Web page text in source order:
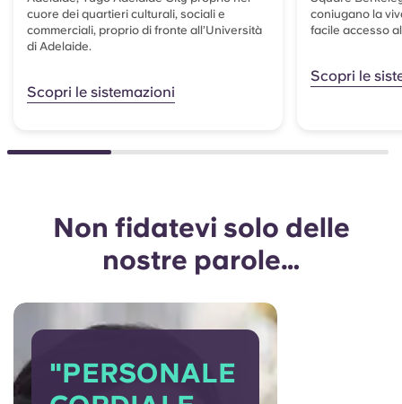
cuore dei quartieri culturali, sociali e
commerciali, proprio di fronte all’Università
di Adelaide.
Scopri le sistemazioni
coniugano la
facile accesso
Scopri le
Non fidatevi solo delle
nostre parole…
"PERSONALE